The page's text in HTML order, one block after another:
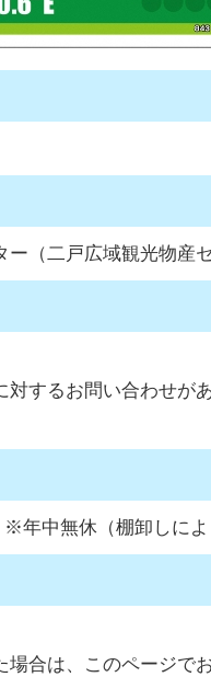
（二戸広域観光物産
するお問い合わせが
中無休（棚卸しによ
合は、このページでお